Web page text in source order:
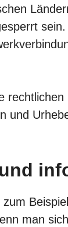
und
Beispiel
man